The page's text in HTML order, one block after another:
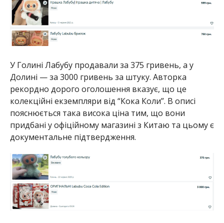
У Голині Лабубу продавали за 375 гривень, а у
Долині — за 3000 гривень за штуку. Авторка
рекордно дорого оголошення вказує, що це
колекційні екземпляри від “Кока Коли”. В описі
пояснюється така висока ціна тим, що вони
придбані у офіційному магазині з Китаю та цьому є
документальне підтвердження.